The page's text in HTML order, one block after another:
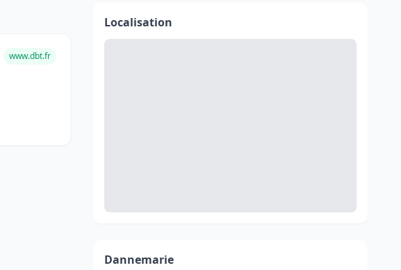
www.dbt.fr
Localisation
Dannemarie